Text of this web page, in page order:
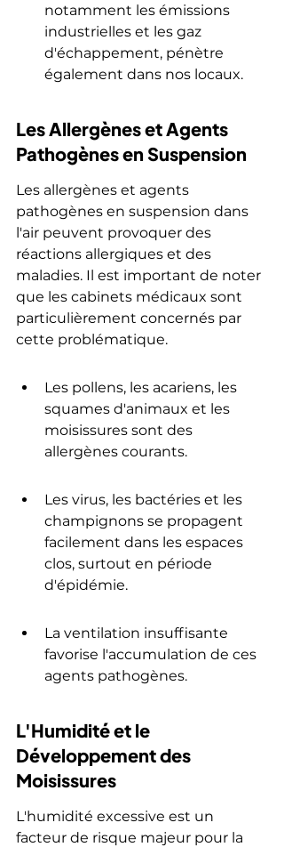
notamment les émissions
industrielles et les gaz
d'échappement, pénètre
également dans nos locaux.
Les Allergènes et Agents
Pathogènes en Suspension
Les allergènes et agents
pathogènes en suspension dans
l'air peuvent provoquer des
réactions allergiques et des
maladies. Il est important de noter
que les cabinets médicaux sont
particulièrement concernés par
cette problématique.
Les pollens, les acariens, les
squames d'animaux et les
moisissures sont des
allergènes courants.
Les virus, les bactéries et les
champignons se propagent
facilement dans les espaces
clos, surtout en période
d'épidémie.
La ventilation insuffisante
favorise l'accumulation de ces
agents pathogènes.
L'Humidité et le
Développement des
Moisissures
L'humidité excessive est un
facteur de risque majeur pour la